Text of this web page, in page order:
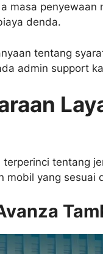
masa
denda.
tentang
admin support
tentang
mobil yang sesuai